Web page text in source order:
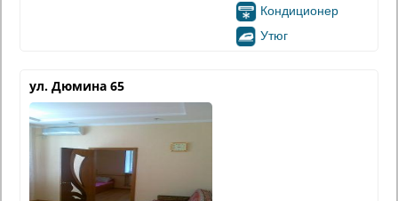
Кондиционер
Утюг
ул. Дюмина 65